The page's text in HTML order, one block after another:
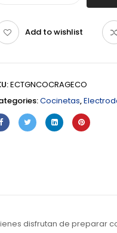
Add to wishlist
ECTGNCOCRAGECO
Cocinetas,
disfrutan de preparar